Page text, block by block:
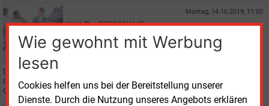
Wie gewohnt mit Werbung
lesen
Cookies helfen uns bei der Bereitstellung unserer
Dienste. Durch die Nutzung unseres Angebots erklären
Montag, 14.10.2019, 11:00
E&M PERSONALIE
Neuer Chef für Deutsche Shell
Dr. Fabian Ziegler (52) wird zum 1. Januar 2020 neuer Vorsitzender der
Geschäftsführung der Deutschen Shell Holding GmbH und der
Geschäftsführung der Shell Deutschland Oil GmbH.